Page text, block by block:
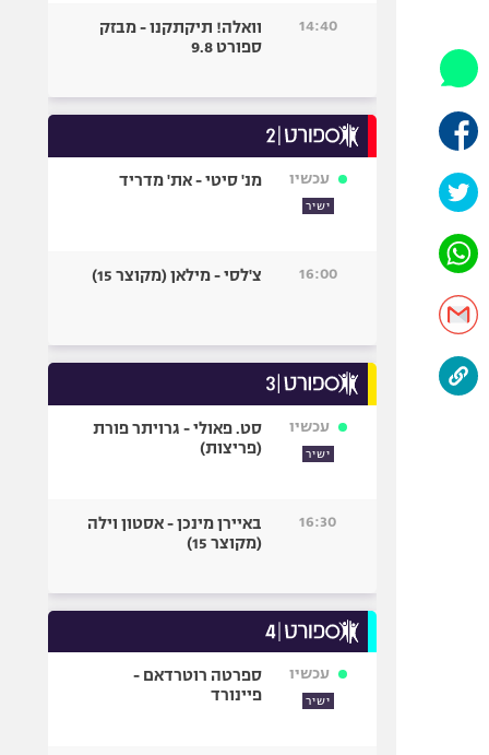
אופניים
כדורמים
פוטבול אמריקאי NFL
בייסבול MLB
14:40
וואלה! תיקתקנו - מבזק
ספורט 9.8
עכשיו
ישיר
מנ' סיטי - את' מדריד
16:00 צ'לסי - מילאן (מקוצר 15)
עכשיו
ישיר
סט. פאולי - גרויתר פורת
(פריצות)
16:30
באיירן מינכן - אסטון וילה
(מקוצר 15)
עכשיו
ישיר
ספרטה רוטרדאם -
פיינורד